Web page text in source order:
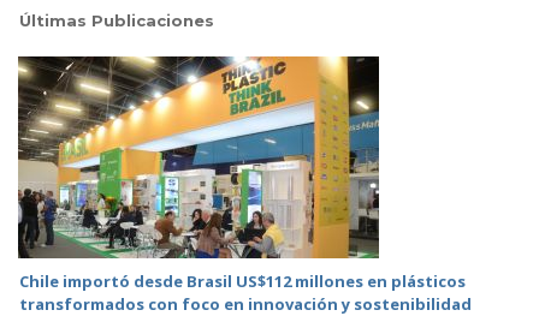
Últimas Publicaciones
Chile importó desde Brasil US$112 millones en plásticos
transformados con foco en innovación y sostenibilidad